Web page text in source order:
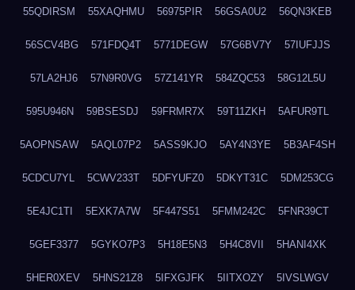
55QDIRSM 55XAQHMU 56975PIR 56GSA0U2 56QN3KEB
56SCV4BG 571FDQ4T 5771DEGW 57G6BV7Y 57IUFJJS
57LA2HJ6 57N9R0VG 57Z141YR 584ZQC53 58G12L5U
595U946N 59BSESDJ 59FRMR7X 59T11ZKH 5AFUR9TL
5AOPNSAW 5AQL07P2 5ASS9KJO 5AY4N3YE 5B3AF4SH
5CDCU7YL 5CWV233T 5DFYUFZ0 5DKYT31C 5DM253CG
5E4JC1TI 5EXK7A7W 5F447S51 5FMM242C 5FNR39CT
5GEF3377 5GYKO7P3 5H18E5N3 5H4C8VII 5HANI4XK
5HER0XEV 5HNS21Z8 5IFXGJFK 5IITXOZY 5IVSLWGV